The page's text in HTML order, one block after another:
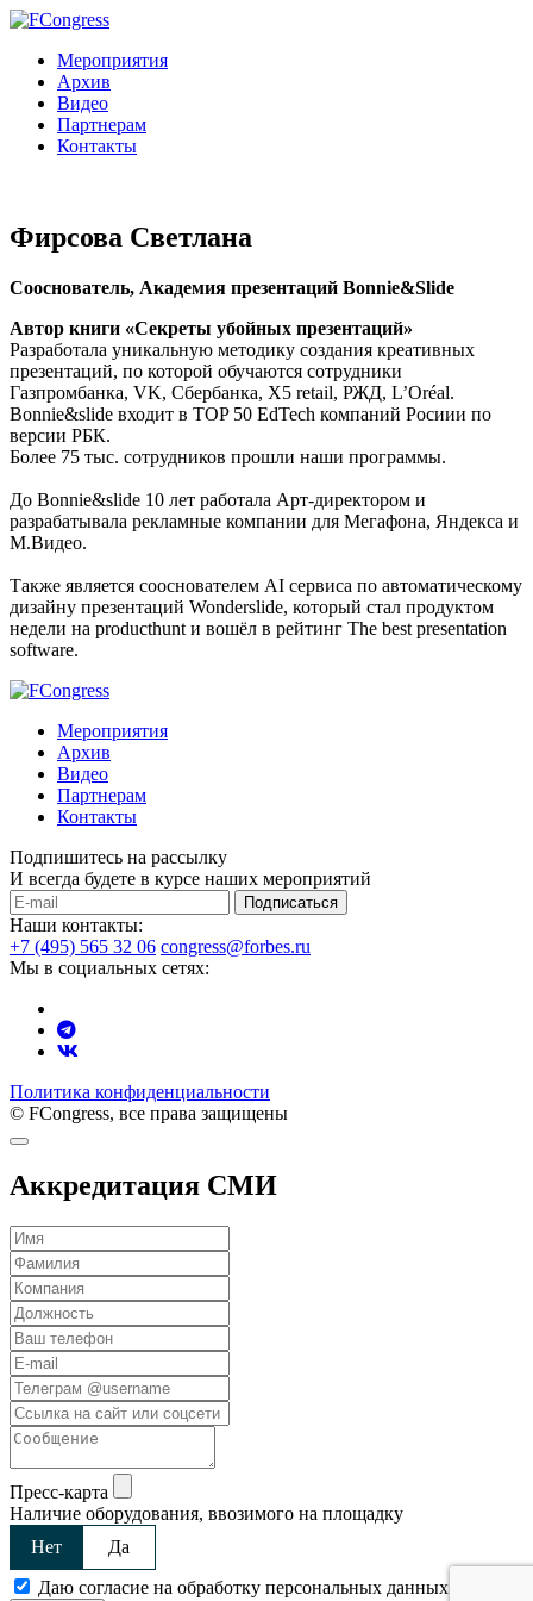
Мероприятия
Архив
Видео
Партнерам
Контакты
Фирсова Светлана
Сооснователь, Академия презентаций Bonnie&Slide
Автор книги «Секреты убойных презентаций»
Разработала уникальную методику создания креативных
презентаций, по которой обучаются сотрудники
Газпромбанка, VK, Сбербанка, X5 retail, РЖД, L’Oréal.
Bonnie&slide входит в TOP 50 EdTech компаний Росиии по
версии РБК.
Более 75 тыс. сотрудников прошли наши программы.
До Bonnie&slide 10 лет работала Арт-директором и
разрабатывала рекламные компании для Мегафона, Яндекса и
М.Видео.
Также является сооснователем AI сервиса по автоматическому
дизайну презентаций Wonderslide, который стал продуктом
недели на producthunt и вошёл в рейтинг The best presentation
software.
Мероприятия
Архив
Видео
Партнерам
Контакты
Подпишитесь на рассылку
И всегда будете в курсе наших мероприятий
Подписаться
Наши контакты:
+7 (495) 565 32 06 congress@forbes.ru
Мы в социальных сетях:
Политика конфиденциальности
© FCongress, все права защищены
Аккредитация СМИ
Пресс-карта
Наличие оборудования, ввозимого на площадку
Нет
Да
Даю согласие на обработку персональных данных